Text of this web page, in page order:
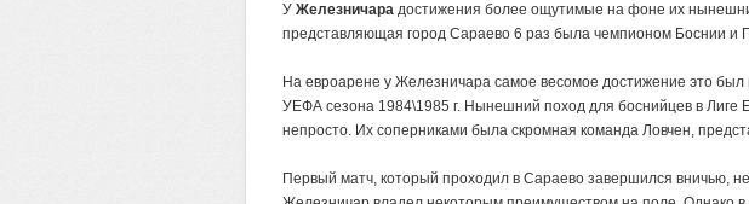
У Железничара достижения более ощутимые на фоне их
представляющая город Сараево 6 раз была чемпионом Боснии и
На евроарене у Железничара самое весомое достижение это
УЕФА сезона 1984\1985 г. Нынешний поход для боснийцев в Лиге
непросто. Их соперниками была скромная команда Ловчен,
Первый матч, который проходил в Сараево завершился вничью,